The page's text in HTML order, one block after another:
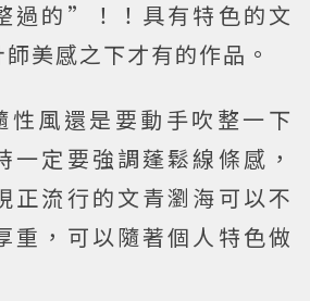
過的”！！具有特色的文
美感之下才有的作品。
性風還是要動手吹整一下
一定要強調蓬鬆線條感，
正流行的文青瀏海可以不
重，可以隨著個人特色做